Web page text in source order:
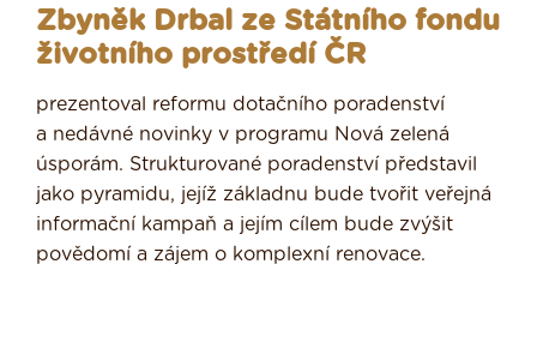
Zbyněk Drbal ze Státního fondu
životního prostředí ČR
prezentoval reformu dotačního poradenství
a nedávné novinky v programu Nová zelená
úsporám. Strukturované poradenství představil
jako pyramidu, jejíž základnu bude tvořit veřejná
informační kampaň a jejím cílem bude zvýšit
povědomí a zájem o komplexní renovace.